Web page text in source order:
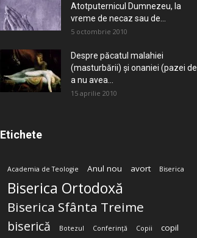
Atotputernicul Dumnezeu, la
vreme de necaz sau de...
5 octombrie 2010
Despre păcatul malahiei
(masturbării) şi onaniei (pazei de
a nu avea...
15 aprilie 2010
Etichete
Academia de Teologie Anul nou avort Biserica
Biserica Ortodoxă
Biserica Sfânta Treime
biserică Botezul Conferință Copii
copil